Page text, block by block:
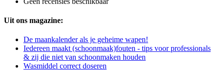
Uit ons magazine:
De maankalender als je geheime wapen!
Iedereen maakt (schoonmaak)fouten - tips voor professionals
& zij die niet van schoonmaken houden
Wasmiddel correct doseren